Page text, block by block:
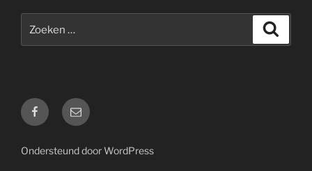
naar:
Facebook
E-
mail
Ondersteund door WordPress